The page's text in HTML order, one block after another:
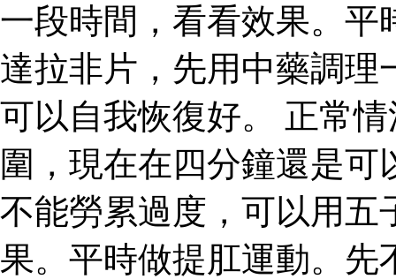
一段時間，看看效果。平
達拉非片，先用中藥調理
可以自我恢復好。 正常
圍，現在在四分鐘還是
不能勞累過度，可以用五
果。平時做提肛運動。先